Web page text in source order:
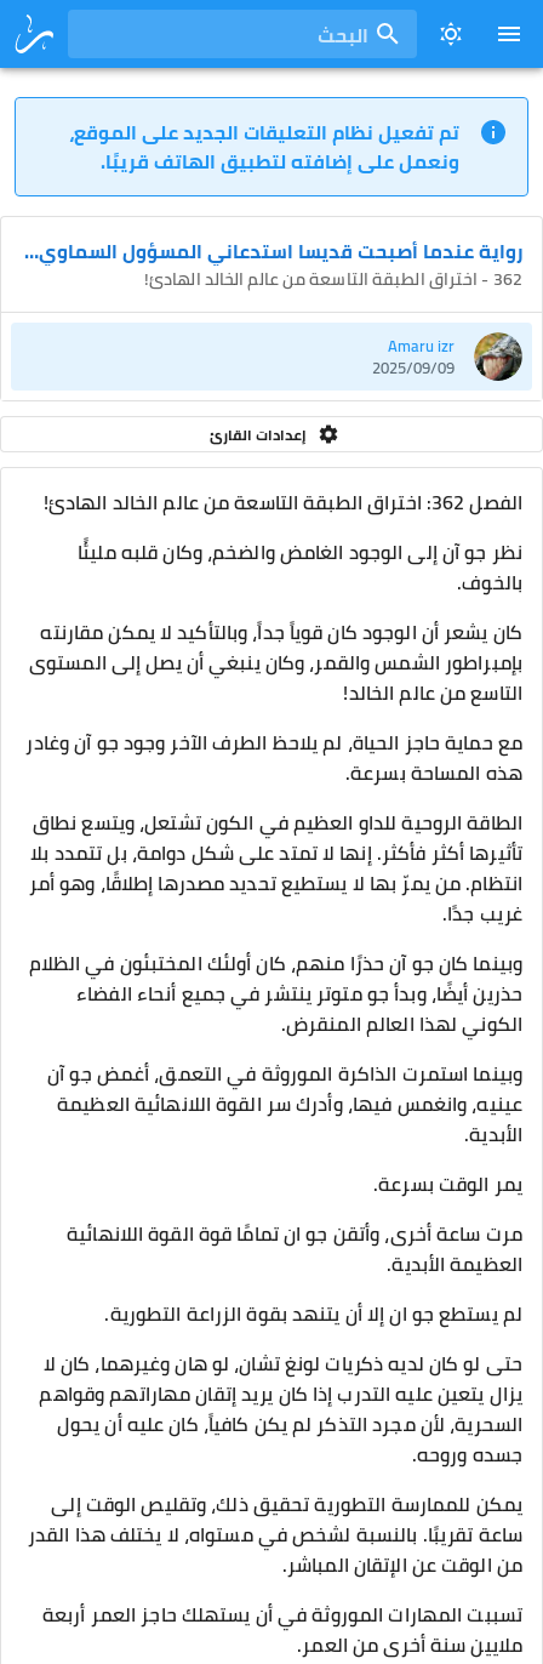
البحث
تم تفعيل نظام التعليقات الجديد على الموقع،
ونعمل على إضافته لتطبيق الهاتف قريبًا.
رواية عندما أصبحت قديسا استدعاني المسؤول السماوي لرعاية الخيول
362 - اختراق الطبقة التاسعة من عالم الخالد الهادئ!
Amaru izr
2025/09/09
إعدادات القارئ
الفصل 362: اختراق الطبقة التاسعة من عالم الخالد الهادئ!
نظر جو آن إلى الوجود الغامض والضخم، وكان قلبه مليئًا
بالخوف.
كان يشعر أن الوجود كان قوياً جداً، وبالتأكيد لا يمكن مقارنته
بإمبراطور الشمس والقمر، وكان ينبغي أن يصل إلى المستوى
التاسع من عالم الخالد!
مع حماية حاجز الحياة، لم يلاحظ الطرف الآخر وجود جو آن وغادر
هذه المساحة بسرعة.
الطاقة الروحية للداو العظيم في الكون تشتعل، ويتسع نطاق
تأثيرها أكثر فأكثر. إنها لا تمتد على شكل دوامة، بل تتمدد بلا
انتظام. من يمرّ بها لا يستطيع تحديد مصدرها إطلاقًا، وهو أمر
غريب جدًا.
وبينما كان جو آن حذرًا منهم، كان أولئك المختبئون في الظلام
حذرين أيضًا، وبدأ جو متوتر ينتشر في جميع أنحاء الفضاء
الكوني لهذا العالم المنقرض.
وبينما استمرت الذاكرة الموروثة في التعمق، أغمض جو آن
عينيه، وانغمس فيها، وأدرك سر القوة اللانهائية العظيمة
الأبدية.
يمر الوقت بسرعة.
مرت ساعة أخرى، وأتقن جو ان تمامًا قوة القوة اللانهائية
العظيمة الأبدية.
لم يستطع جو ان إلا أن يتنهد بقوة الزراعة التطورية.
حتى لو كان لديه ذكريات لونغ تشان، لو هان وغيرهما، كان لا
يزال يتعين عليه التدرب إذا كان يريد إتقان مهاراتهم وقواهم
السحرية، لأن مجرد التذكر لم يكن كافياً، كان عليه أن يحول
جسده وروحه.
يمكن للممارسة التطورية تحقيق ذلك، وتقليص الوقت إلى
ساعة تقريبًا. بالنسبة لشخص في مستواه، لا يختلف هذا القدر
من الوقت عن الإتقان المباشر.
تسببت المهارات الموروثة في أن يستهلك حاجز العمر أربعة
ملايين سنة أخرى من العمر.